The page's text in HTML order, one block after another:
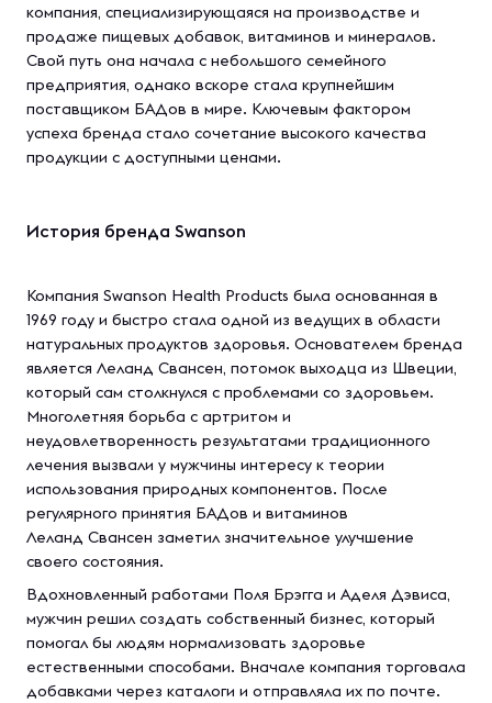
компания, специализирующаяся на производстве и
продаже пищевых добавок, витаминов и минералов.
Свой путь она начала с небольшого семейного
предприятия, однако вскоре стала крупнейшим
поставщиком БАДов в мире. Ключевым фактором
успеха бренда стало сочетание высокого качества
продукции с доступными ценами.
История бренда Swanson
Компания Swanson Health Products была основанная в
1969 году и быстро стала одной из ведущих в области
натуральных продуктов здоровья. Основателем бренда
является Леланд Свансен, потомок выходца из Швеции,
который сам столкнулся с проблемами со здоровьем.
Многолетняя борьба с артритом и
неудовлетворенность результатами традиционного
лечения вызвали у мужчины интересу к теории
использования природных компонентов. После
регулярного принятия БАДов и витаминов
Леланд Свансен заметил значительное улучшение
своего состояния.
Вдохновленный работами Поля Брэгга и Аделя Дэвиса,
мужчин решил создать собственный бизнес, который
помогал бы людям нормализовать здоровье
естественными способами. Вначале компания торговала
добавками через каталоги и отправляла их по почте.